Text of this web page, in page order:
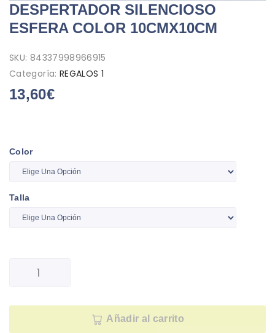
DESPERTADOR SILENCIOSO
ESFERA COLOR 10CMX10CM
SKU: 84337998966915
Categoría: REGALOS 1
13,60€
Color
Talla
Añadir al carrito